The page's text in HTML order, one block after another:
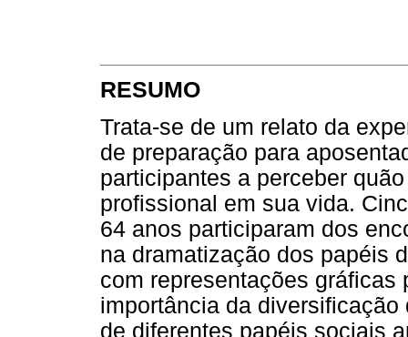
RESUMO
Trata-se de um relato da
de preparação para
participantes a perceber
profissional em sua vida.
64 anos participaram dos
na dramatização dos papéis
com representações
importância da
de diferentes papéis sociais